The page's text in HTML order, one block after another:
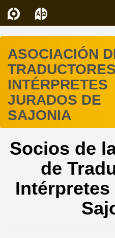
ASOCIACIÓN
INTÉRPRETES
JURADOS DE
SAJONIA
Socios de
de